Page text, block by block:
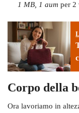
1 MB, 1 aum per 2
Corpo della
Ora lavoriamo in